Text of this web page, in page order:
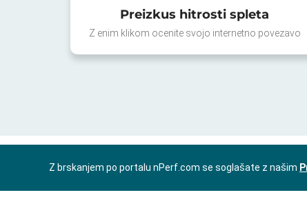
Preizkus hitrosti spleta
Z enim klikom ocenite svojo internetno povezavo
Z brskanjem po portalu nPerf.com se soglašate z našim